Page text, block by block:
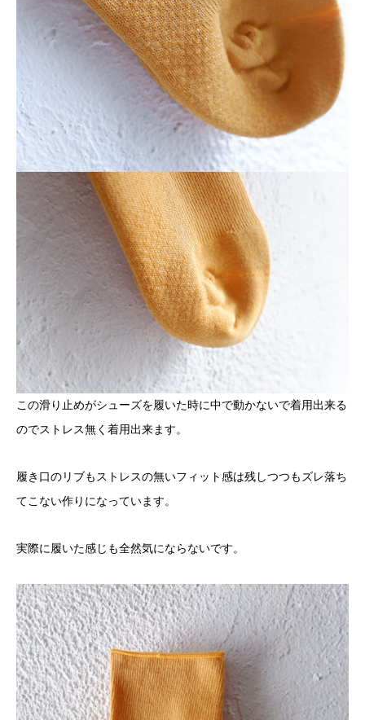
この滑り止めがシューズを履いた時に中で動かないで着用出来る
のでストレス無く着用出来ます。
履き口のリブもストレスの無いフィット感は残しつつもズレ落ち
てこない作りになっています。
実際に履いた感じも全然気にならないです。